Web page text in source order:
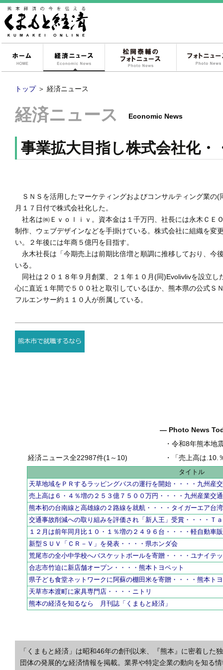
経済ニュース
トップ ＞ 経済ニュース
経済ニュース Economic News
事業拡大目指し株式会社化・
ＳＮＳを活用したマーケティングおよびコンサルティング業の
月１７日付で株式会社化した。
社名は㈱Ｅｖｏｌｉｖ。資本金は１千万円、社長には永木ＣＥ
制作、ウェブデザインなどを手掛けている。株式会社に組織を
い。２年後には年商５億円を目指す。
永木社長は「今期売上は前期比倍増と順調に推移しており、今
いる。
同社は２０１８年９月創業、２１年１０月(同)Evolivlivを設立
心に直近１年間で５００社と取引しているほか、熊本県の公式
フルエンサー約１１０人が所属している。
― Photo News
・令和8年熊本地
・
「売上高は.10.％増の
経済ニュース全22987件(1～10)
タイトル
天草地域をＰＲするラッピングバスの運行を開始・・・・九州産
売上高は６・４％増の２５３億７５００万円・・・・九州産業交
熊本初の台南線と高雄線の２路線を就航・・・・タイガーエア台湾
交通事故削減への取り組みを評価され「新人王」受賞・・・・Ｔ
１２月は前年同月比１０・１％増の２４９６台・・・・軽自動車
新型ＳＵＶ「ＣＲ－Ｖ」を発表・・・・県ホンダ会
荒尾市の全小中学校へバスケットボールを寄贈・・・・ユナイテ
合志市竹迫に新店舗オープン・・・・熊本トヨペット
県子ども食堂ネットワークに阿蘇の棚田米を寄贈・・・・熊本ト
天草市本渡町に家具専門店・・・・ニトリ
熊本の経済を知るなら 月刊誌「くまもと経済」
「くまもと経済」は昭和46年の創刊以来、『熊本』に密着し
団体の発展的な経済情報を掲載。業界や特定企業の動向を知る